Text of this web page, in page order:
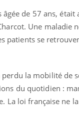
de 57 ans,
Une maladie
patients se
la mobilité de
du quotidien :
La loi française ne
de la
ce qui la rend
En
reste